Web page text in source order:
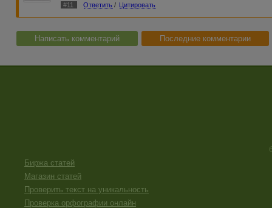
#11 Ответить / Цитировать
Написать комментарий Последние комментарии
Биржа статей
Магазин статей
Проверить текст на уникальность
Проверка орфографии онлайн